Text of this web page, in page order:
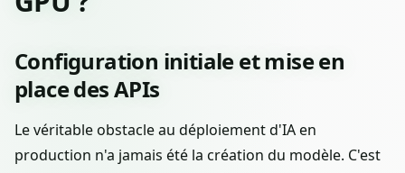
Configuration initiale et mise en
place des APIs
Le véritable obstacle au déploiement d'IA en
production n'a jamais été la création du modèle. C'est